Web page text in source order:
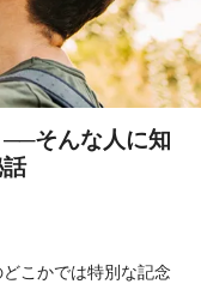
──そんな人に知
こかでは特別な記念